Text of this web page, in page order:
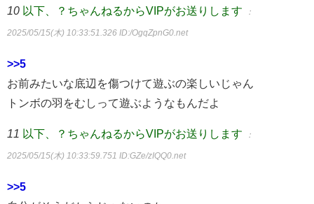
10 以下、？ちゃんねるからVIPがお送りします ：
2025/05/15(木) 10:33:51.326 ID:/OgqZpnG0.net
>>5
お前みたいな底辺を傷つけて遊ぶの楽しいじゃん
トンボの羽をむしって遊ぶようなもんだよ
11 以下、？ちゃんねるからVIPがお送りします ：
2025/05/15(木) 10:33:59.751 ID:GZe/zIQQ0.net
>>5